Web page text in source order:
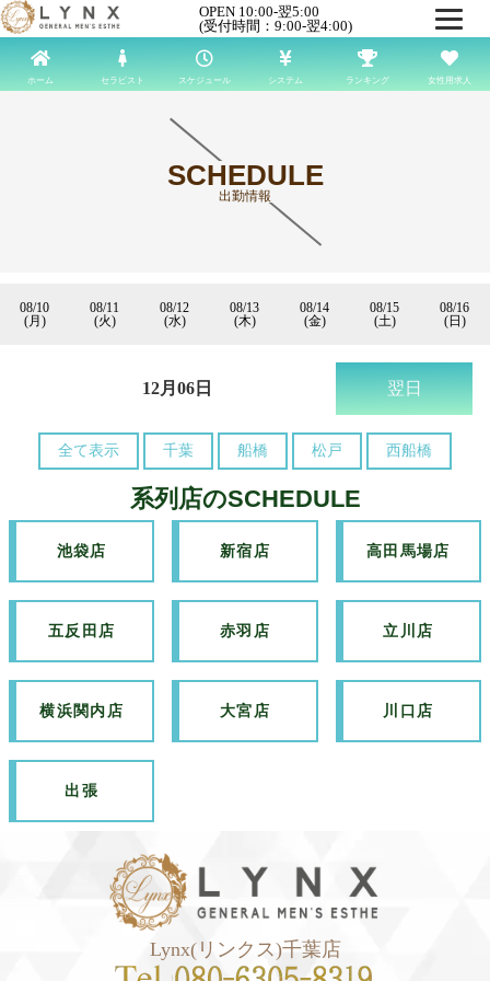
OPEN 10:00-翌5:00
(受付時間：9:00-翌4:00)
ホーム セラピスト スケジュール システム ランキング 女性用求人
SCHEDULE
出勤情報
08/10
(月)
08/11
(火)
08/12
(水)
08/13
(木)
08/14
(金)
08/15
(土)
08/16
(日)
12月06日 翌日
全て表示 千葉 船橋 松戸 西船橋
系列店のSCHEDULE
池袋店 新宿店 高田馬場店
五反田店 赤羽店 立川店
横浜関内店 大宮店 川口店
出張
Lynx(リンクス)千葉店